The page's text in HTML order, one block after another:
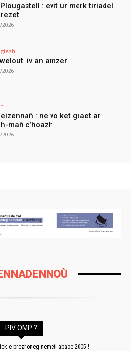
Plougastell : evit ur merk tiriadel
2026
liv an amzer
2026
: ne vo ket graet ar
mañ c’hoazh
2026
PIV OMP ?
e brezhoneg nemeti abaoe 2005 !